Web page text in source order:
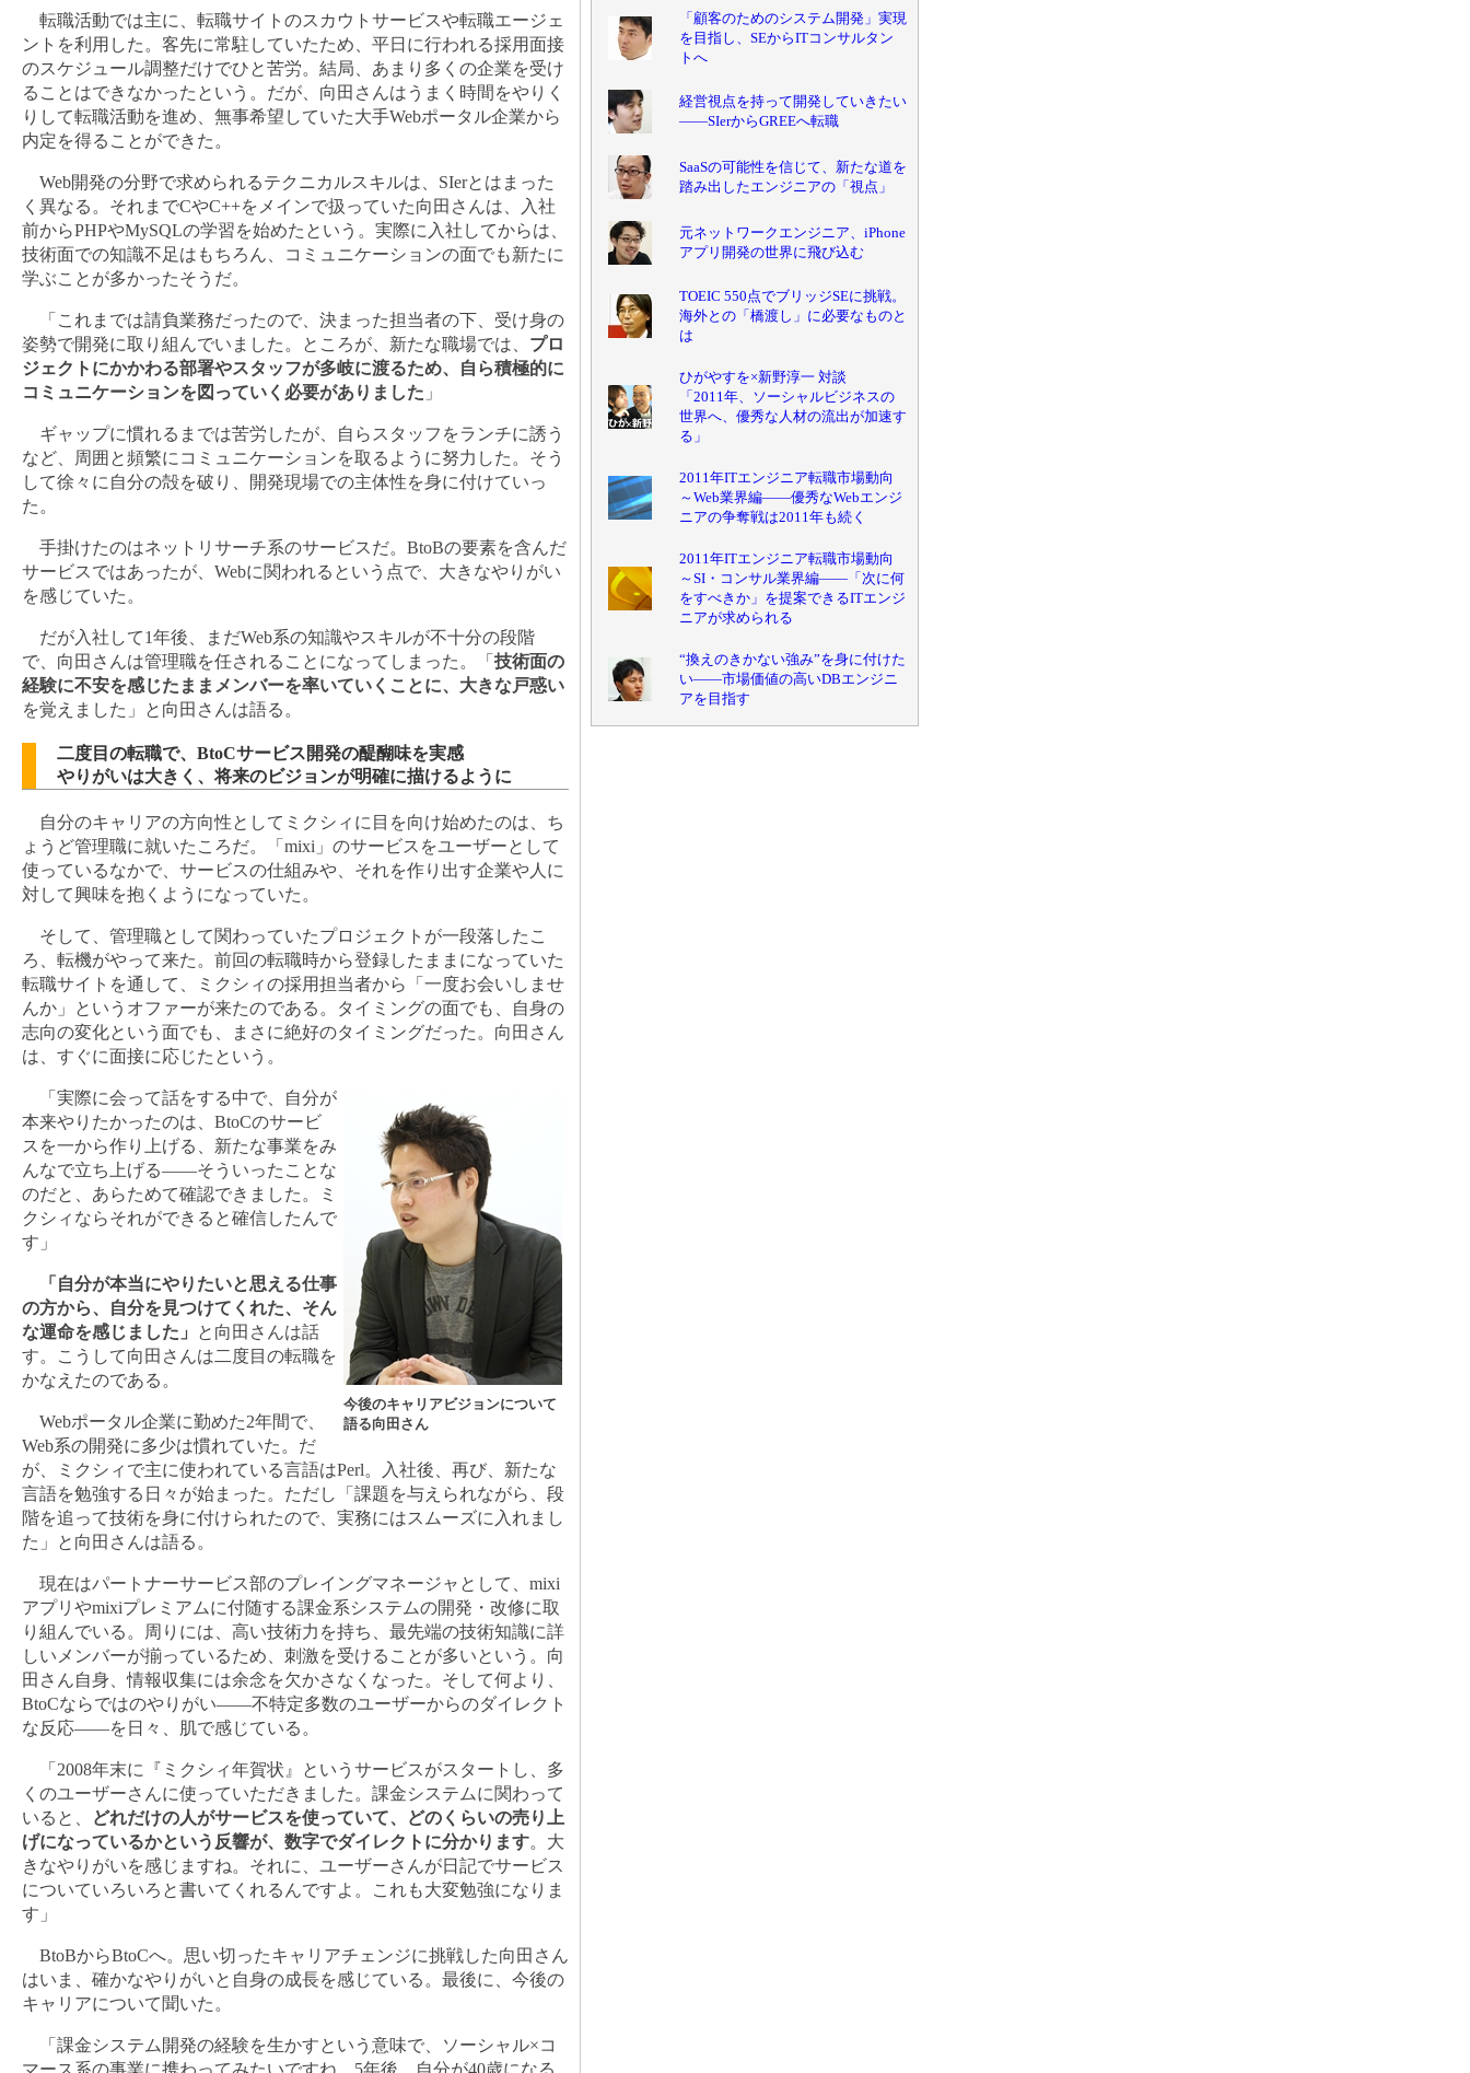
転職活動では主に、転職サイトのスカウトサービスや転職エージェ
ントを利用した。客先に常駐していたため、平日に行われる採用面接
のスケジュール調整だけでひと苦労。結局、あまり多くの企業を受け
ることはできなかったという。だが、向田さんはうまく時間をやりく
りして転職活動を進め、無事希望していた大手Webポータル企業から
内定を得ることができた。
Web開発の分野で求められるテクニカルスキルは、SIerとはまった
く異なる。それまでCやC++をメインで扱っていた向田さんは、入社
前からPHPやMySQLの学習を始めたという。実際に入社してからは、
技術面での知識不足はもちろん、コミュニケーションの面でも新たに
学ぶことが多かったそうだ。
「これまでは請負業務だったので、決まった担当者の下、受け身の
姿勢で開発に取り組んでいました。ところが、新たな職場では、 プロ
ジェクトにかかわる部署やスタッフが多岐に渡るため、自ら積極的に
コミュニケーションを図っていく必要がありました 」
ギャップに慣れるまでは苦労したが、自らスタッフをランチに誘う
など、周囲と頻繁にコミュニケーションを取るように努力した。そう
して徐々に自分の殻を破り、開発現場での主体性を身に付けていっ
た。
手掛けたのはネットリサーチ系のサービスだ。BtoBの要素を含んだ
サービスではあったが、Webに関われるという点で、大きなやりがい
を感じていた。
だが入社して1年後、まだWeb系の知識やスキルが不十分の段階
で、向田さんは管理職を任されることになってしまった。「 技術面の
経験に不安を感じたままメンバーを率いていくことに、大きな戸惑い
を覚えました」と向田さんは語る。
二度目の転職で、BtoCサービス開発の醍醐味を実感
やりがいは大きく、将来のビジョンが明確に描けるように
自分のキャリアの方向性としてミクシィに目を向け始めたのは、ち
ょうど管理職に就いたころだ。「mixi」のサービスをユーザーとして
使っているなかで、サービスの仕組みや、それを作り出す企業や人に
対して興味を抱くようになっていた。
そして、管理職として関わっていたプロジェクトが一段落したこ
ろ、転機がやって来た。前回の転職時から登録したままになっていた
転職サイトを通して、ミクシィの採用担当者から「一度お会いしませ
んか」というオファーが来たのである。タイミングの面でも、自身の
志向の変化という面でも、まさに絶好のタイミングだった。向田さん
は、すぐに面接に応じたという。
今後のキャリアビジョンについて
語る向田さん
「実際に会って話をする中で、自分が
本来やりたかったのは、BtoCのサービ
スを一から作り上げる、新たな事業をみ
んなで立ち上げる――そういったことな
のだと、あらためて確認できました。ミ
クシィならそれができると確信したんで
す」
「自分が本当にやりたいと思える仕事
の方から、自分を見つけてくれた、そん
な運命を感じました」
と向田さんは話
す。こうして向田さんは二度目の転職を
かなえたのである。
Webポータル企業に勤めた2年間で、
Web系の開発に多少は慣れていた。だ
が、ミクシィで主に使われている言語はPerl。入社後、再び、新たな
言語を勉強する日々が始まった。ただし「課題を与えられながら、段
階を追って技術を身に付けられたので、実務にはスムーズに入れまし
た」と向田さんは語る。
現在はパートナーサービス部のプレイングマネージャとして、mixi
アプリやmixiプレミアムに付随する課金系システムの開発・改修に取
り組んでいる。周りには、高い技術力を持ち、最先端の技術知識に詳
しいメンバーが揃っているため、刺激を受けることが多いという。向
田さん自身、情報収集には余念を欠かさなくなった。そして何より、
BtoCならではのやりがい――不特定多数のユーザーからのダイレクト
な反応――を日々、肌で感じている。
「2008年末に『ミクシィ年賀状』というサービスがスタートし、多
くのユーザーさんに使っていただきました。課金システムに関わって
いると、
どれだけの人がサービスを使っていて、どのくらいの売り上
げになっているかという反響が、数字でダイレクトに分かります。大
きなやりがいを感じますね。それに、ユーザーさんが日記でサービス
についていろいろと書いてくれるんですよ。これも大変勉強になりま
す」
BtoBからBtoCへ。思い切ったキャリアチェンジに挑戦した向田さん
はいま、確かなやりがいと自身の成長を感じている。最後に、今後の
キャリアについて聞いた。
「課金システム開発の経験を生かすという意味で、ソーシャル×コ
マース系の事業に携わってみたいですね。5年後、自分が40歳になる
「顧客のためのシステム開発」実現
を目指し、SEからITコンサルタン
トへ
経営視点を持って開発していきたい
――SIerからGREEへ転職
SaaSの可能性を信じて、新たな道を
踏み出したエンジニアの「視点」
元ネットワークエンジニア、iPhone
アプリ開発の世界に飛び込む
TOEIC 550点でブリッジSEに挑戦。
海外との「橋渡し」に必要なものと
は
ひがやすを×新野淳一 対談
「2011年、ソーシャルビジネスの
世界へ、優秀な人材の流出が加速す
る」
2011年ITエンジニア転職市場動向
～Web業界編――優秀なWebエンジ
ニアの争奪戦は2011年も続く
2011年ITエンジニア転職市場動向
～SI・コンサル業界編――「次に何
をすべきか」を提案できるITエンジ
ニアが求められる
“換えのきかない強み”を身に付けた
い――市場価値の高いDBエンジニ
アを目指す